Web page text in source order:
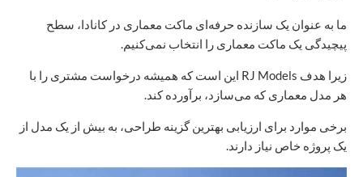
ما به عنوان یک سازنده حرفه‌ای ماکت معماری در کانادا، سطح
پیچیدگی یک ماکت معماری را انتخاب نمی‌کنیم.
زیرا هدف RJ Models این است که همیشه درخواست مشتری را با
هر مدل معماری که می‌سازد، برآورده کند.
برخی موارد برای ارزیابی بهترین گزینه طراحی، به بیش از یک مدل از
یک پروژه خاص نیاز دارند.